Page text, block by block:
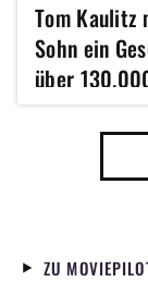
Tom Kaulitz
Sohn ein
über
kuriose
ZU